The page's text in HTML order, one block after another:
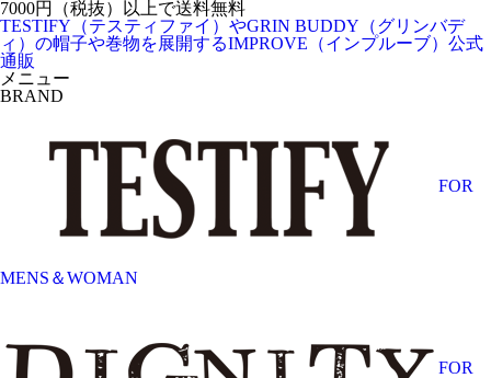
7000円（税抜）以上で送料無料
TESTIFY（テスティファイ）やGRIN BUDDY（グリンバデ
ィ）の帽子や巻物を展開するIMPROVE（インプルーブ）公式
通販
メニュー
BRAND
FOR
MENS＆WOMAN
FOR